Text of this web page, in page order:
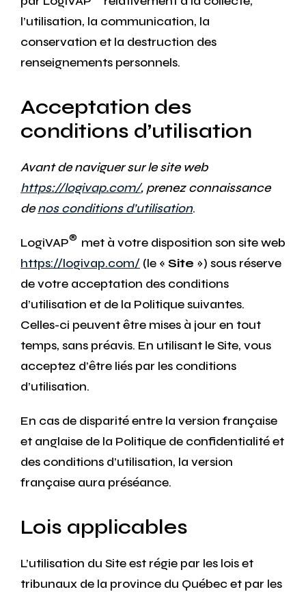
l’utilisation, la communication, la
conservation et la destruction des
renseignements personnels.
Acceptation des
conditions d’utilisation
Avant de naviguer sur le site web
https://logivap.com/, prenez connaissance
denos conditions d’utilisation.
LogiVAP® met à votre disposition son site web
https://logivap.com/ (le « Site ») sous réserve
de votre acceptation des conditions
d’utilisation et de la Politique suivantes.
Celles-ci peuvent être mises à jour en tout
temps, sans préavis. En utilisant le Site, vous
acceptez d’être liés par les conditions
d’utilisation.
En cas de disparité entre la version française
et anglaise de la Politique de confidentialité et
des conditions d’utilisation, la version
française aura préséance.
Lois applicables
L’utilisation du Site est régie par les lois et
tribunaux de la province du Québec et par les